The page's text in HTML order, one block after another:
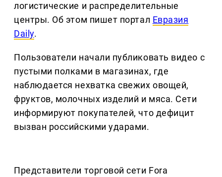
логистические и распределительные
центры. Об этом пишет портал Евразия
Daily.
Пользователи начали публиковать видео с
пустыми полками в магазинах, где
наблюдается нехватка свежих овощей,
фруктов, молочных изделий и мяса. Сети
информируют покупателей, что дефицит
вызван российскими ударами.
Представители торговой сети Fora